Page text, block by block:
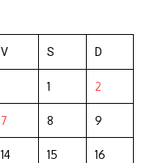
V S D
1 2
7 8 9
14 15 16